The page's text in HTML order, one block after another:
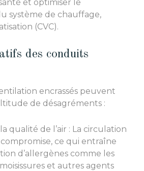
et optimiser le
système de chauffage,
(CVC).
des conduits
encrassés peuvent
de désagréments :
qualité de l’air : La circulation
ce qui entraîne
d’allergènes comme les
et autres agents